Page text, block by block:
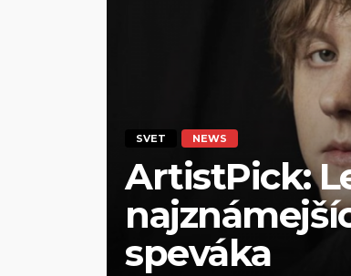
SVET NEWS
ArtistPick:
speváka